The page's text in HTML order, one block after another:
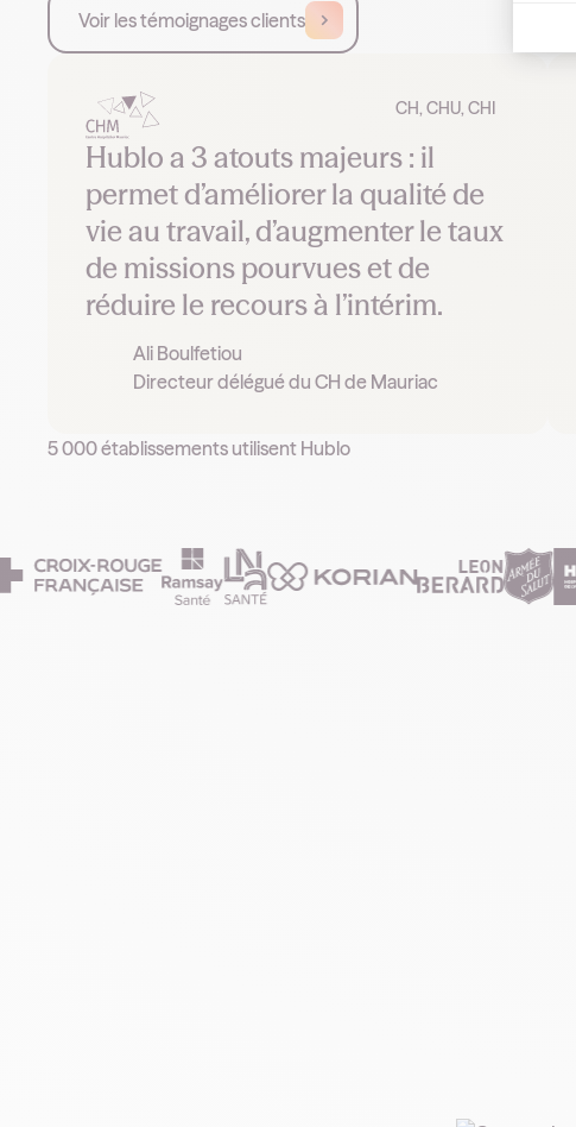
Voir les témoignages clients
CH, CHU, CHI
Hublo a 3 atouts majeurs : il
permet d’améliorer la qualité de
vie au travail, d’augmenter le taux
de missions pourvues et de
réduire le recours à l’intérim.
Ali Boulfetiou
Directeur délégué du CH de Mauriac
5 000 établissements utilisent Hublo